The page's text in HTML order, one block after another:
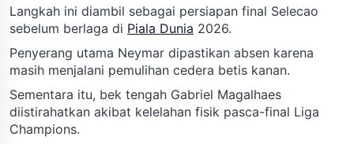
Langkah ini diambil sebagai persiapan final Selecao
sebelum berlaga di Piala Dunia 2026.
Penyerang utama Neymar dipastikan absen karena
masih menjalani pemulihan cedera betis kanan.
Sementara itu, bek tengah Gabriel Magalhaes
diistirahatkan akibat kelelahan fisik pasca-final Liga
Champions.